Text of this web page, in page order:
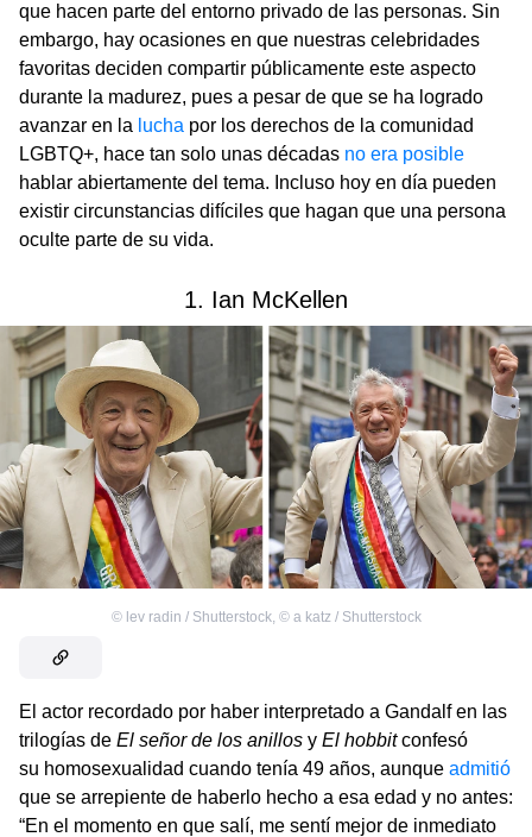
que hacen parte del entorno privado de las personas. Sin
embargo, hay ocasiones en que nuestras celebridades
favoritas deciden compartir públicamente este aspecto
durante la madurez, pues a pesar de que se ha logrado
avanzar en la lucha por los derechos de la comunidad
LGBTQ+, hace tan solo unas décadas no era posible
hablar abiertamente del tema. Incluso hoy en día pueden
existir circunstancias difíciles que hagan que una persona
oculte parte de su vida.
1. Ian McKellen
© lev radin / Shutterstock, © a katz / Shutterstock
El actor recordado por haber interpretado a Gandalf en las
trilogías de El señor de los anillos y El hobbitconfesó
su homosexualidad cuando tenía 49 años, aunque admitió
que se arrepiente de haberlo hecho a esa edad y no antes:
“En el momento en que salí, me sentí mejor de inmediato